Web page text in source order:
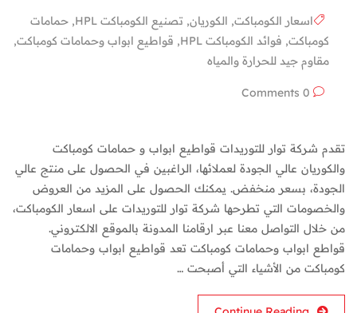
اسعار الكومباكت, الكوريان, تصنيع الكومباكت HPL , حمامات
كومباكت, فوائد الكومباكت HPL , قواطيع ابواب وحمامات كومباكت,
مقاوم جيد للحرارة والمياه
تقدم شركة توار للتوريدات قواطيع ابواب و حمامات كومباكت
والكوريان عالي الجودة لعملائها، الراغبين في الحصول على منتج عالي
الجودة، بسعر منخفض. يمكنك الحصول على المزيد من العروض
والخصومات التي تطرحها شركة توار للتوريدات على اسعار الكومباكت،
من خلال التواصل معنا عبر ارقامنا المدونة بالموقع الالكتروني.
قواطع ابواب وحمامات كومباكت تعد قواطيع ابواب وحمامات
كومباكت من الأشياء التي أصبحت …